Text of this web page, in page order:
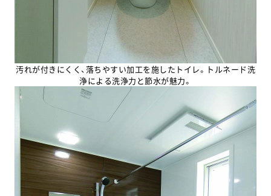
汚れが付きにくく、落ちやすい加工を施したトイレ。トルネード洗
浄による洗浄力と節水が魅力。
お気軽にお問い合わせください
0120-534-938
⼭⼝サエラ展⽰場
0120-080-938
0120-834-938 0120-734-938
宇部店
0120-334-938
下関店
0120-634-938